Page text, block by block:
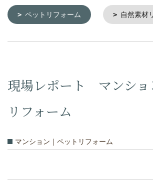
ペットリフォーム 自然素材
現場レポート マンショ
リフォーム
マンション｜ペットリフォーム